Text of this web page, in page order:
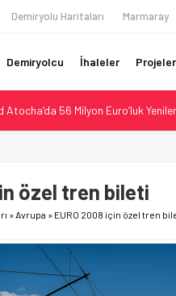
Demiryolu Haritaları Marmaray
Demiryolcu İhaleler Projeler
Atocha’da 56 Milyon Euro’luk
Erken Teslim Ama Ulusal
426 Milyon Euro’luk Tramvay
2026’dan İtibaren Koltukta
özel tren bileti
»Avrupa » EURO 2008 için özel tren